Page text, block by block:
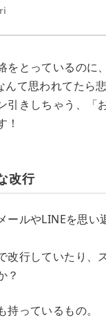
をとっているのに
て思われてたら悲
引きしちゃう、「
！
改行
ールやLINEを思い
改行していたり、
？
持っているもの。